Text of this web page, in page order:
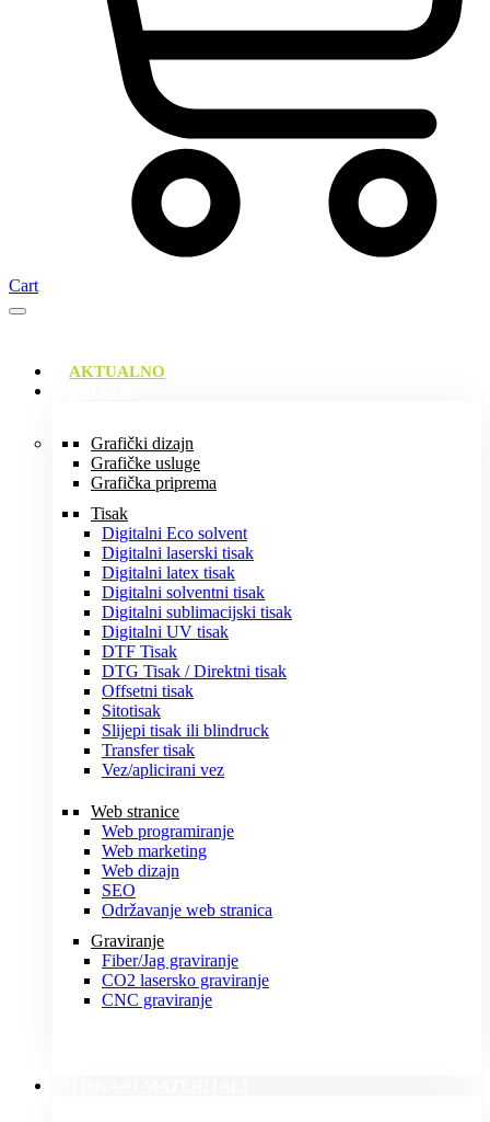
Cart
AKTUALNO
Grafički dizajn
Grafičke usluge
Grafička priprema
Tisak
Digitalni Eco solvent
Digitalni laserski tisak
Digitalni latex tisak
Digitalni solventni tisak
Digitalni sublimacijski tisak
Digitalni UV tisak
DTF Tisak
DTG Tisak / Direktni tisak
Offsetni tisak
Sitotisak
Slijepi tisak ili blindruck
Transfer tisak
Vez/aplicirani vez
Web stranice
Web programiranje
Web marketing
Web dizajn
SEO
Održavanje web stranica
Graviranje
Fiber/Jag graviranje
CO2 lasersko graviranje
CNC graviranje